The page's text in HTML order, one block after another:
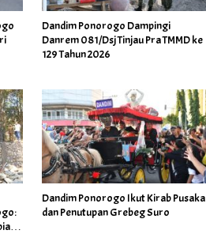
Dandim Ponorogo Dampingi
Danrem 081/Dsj Tinjau Pra TMMD ke
129 Tahun 2026
Dandim Ponorogo Ikut Kirab Pusaka
dan Penutupan Grebeg Suro